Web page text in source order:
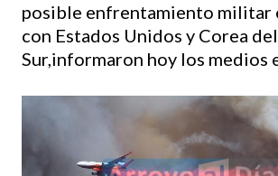
posible enfrentamiento militar
con Estados Unidos y Corea del
Sur,informaron hoy los medios